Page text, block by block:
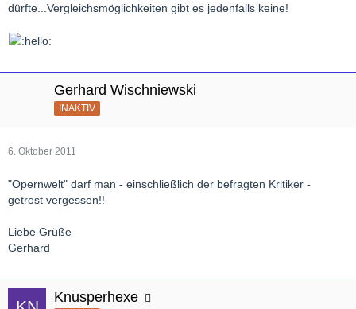
dürfte...Vergleichsmöglichkeiten gibt es jedenfalls keine!
Gerhard Wischniewski
INAKTIV
6. Oktober 2011
"Opernwelt" darf man - einschließlich der befragten Kritiker -
getrost vergessen!!
Liebe Grüße
Gerhard
Knusperhexe